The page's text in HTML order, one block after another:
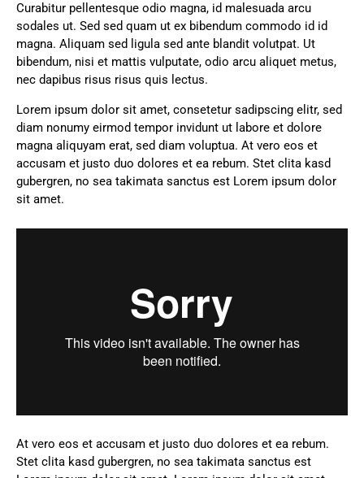
Curabitur pellentesque odio magna, id malesuada arcu
sodales ut. Sed sed quam ut ex bibendum commodo id id
magna. Aliquam sed ligula sed ante blandit volutpat. Ut
bibendum, nisi et mattis vulputate, odio arcu aliquet metus,
nec dapibus risus risus quis lectus.
Lorem ipsum dolor sit amet, consetetur sadipscing elitr, sed
diam nonumy eirmod tempor invidunt ut labore et dolore
magna aliquyam erat, sed diam voluptua. At vero eos et
accusam et justo duo dolores et ea rebum. Stet clita kasd
gubergren, no sea takimata sanctus est Lorem ipsum dolor
sit amet.
At vero eos et accusam et justo duo dolores et ea rebum.
Stet clita kasd gubergren, no sea takimata sanctus est